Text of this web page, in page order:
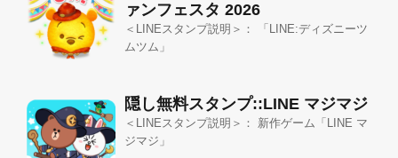
ァンフェスタ 2026
＜LINEスタンプ説明＞： 「LINE:ディズニーツ
ムツム」
隠し無料スタンプ::LINE マジマジ
＜LINEスタンプ説明＞： 新作ゲーム「LINE マ
ジマジ」